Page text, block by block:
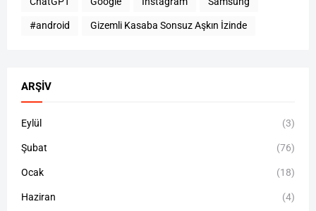
#android Gizemli Kasaba Sonsuz Aşkın İzinde
ARŞIV
Eylül (3)
Şubat (76)
Ocak (18)
Haziran (4)